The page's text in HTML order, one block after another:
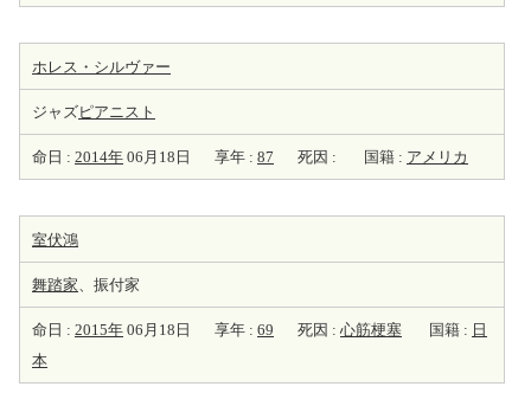
ホレス・シルヴァー
ジャズピアニスト
命日 : 2014年 06月18日 享年 : 87 死因 : 国籍 : アメリカ
室伏鴻
舞踏家、振付家
命日 : 2015年 06月18日 享年 : 69 死因 : 心筋梗塞 国籍 : 日
本